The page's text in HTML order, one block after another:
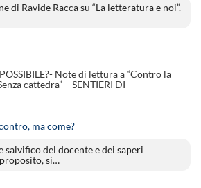
di Ravide Racca su “La letteratura e noi”.
Note di lettura a “Contro la
cattedra” – SENTIERI DI
ma come?
del docente e dei saperi
si…